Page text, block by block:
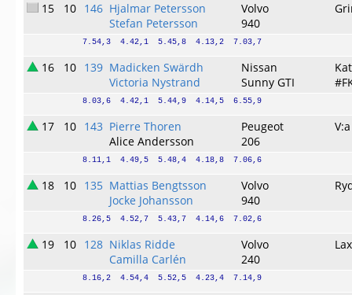
15 10 146 Hjalmar Petersson
Stefan Petersson
Volvo
940
7.54,3  4.42,1  5.45,8  4.13,2  7.03,7
16 10 139 Madicken Swärdh
Victoria Nystrand
Nissan
Sunny GTI
8.03,6  4.42,1  5.44,9  4.14,5  6.55,9
17 10 143 Pierre Thoren
Alice Andersson
Peugeot
206
8.11,1  4.49,5  5.48,4  4.18,8  7.06,6
18 10 135 Mattias Bengtsson
Jocke Johansson
Volvo
940
8.26,5  4.52,7  5.43,7  4.14,6  7.02,6
19 10 128 Niklas Ridde
Camilla Carlén
Volvo
240
8.16,2  4.54,4  5.52,5  4.23,4  7.14,9